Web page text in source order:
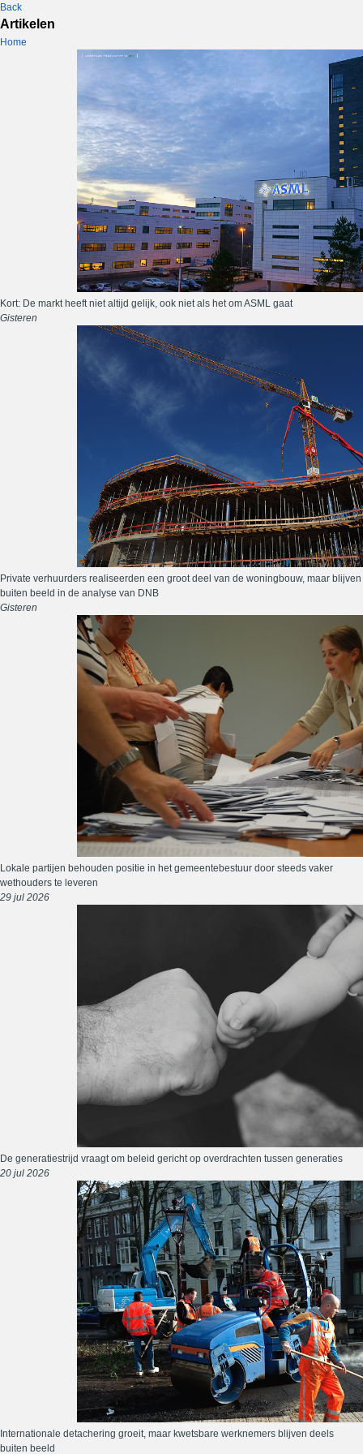
Back
Artikelen
Home
Kort: De markt heeft niet altijd gelijk, ook niet als het om ASML gaat
Gisteren
Private verhuurders realiseerden een groot deel van de woningbouw, maar blijven
buiten beeld in de analyse van DNB
Gisteren
Lokale partijen behouden positie in het gemeentebestuur door steeds vaker
wethouders te leveren
29 jul 2026
De generatiestrijd vraagt om beleid gericht op overdrachten tussen generaties
20 jul 2026
Internationale detachering groeit, maar kwetsbare werknemers blijven deels
buiten beeld